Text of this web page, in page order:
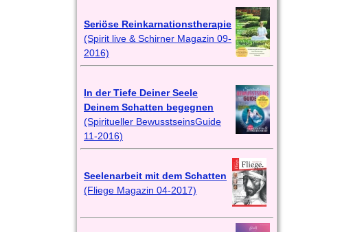
Seriöse Reinkarnationstherapie
(Spirit live & Schirner Magazin 09-
2016)
In der Tiefe Deiner Seele
Deinem Schatten begegnen
(Spiritueller BewusstseinsGuide
11-2016)
Seelenarbeit mit dem Schatten
(Fliege Magazin 04-2017)